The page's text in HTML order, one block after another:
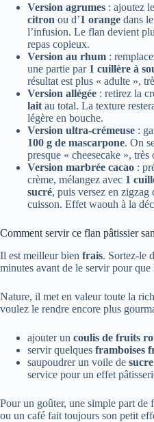
Version agrumes : ajoutez
citron ou d’1 orange dans
l’infusion. Le flan devient
repas copieux.
Version au rhum :
une partie par 1 cuillère à
résultat est plus « adulte »,
Version allégée : retirez la
lait au total. La texture
légère en bouche.
Version ultra-crémeuse :
100 g de mascarpone. On
presque « cheesecake », très
Version marbrée cacao :
crème, mélangez avec 1
sucré, puis versez en zigzag
cuisson. Effet waouh à la
Comment servir ce flan pâtissier
Il est meilleur bien frais. Sortez-le
minutes avant de le servir pour que
Nature, il met en valeur toute la
voulez le rendre encore plus
ajouter un coulis de fruits
servir quelques framboises
saupoudrer un voile de
service pour un effet
Pour un goûter, une simple part de
ou un café fait toujours son petit